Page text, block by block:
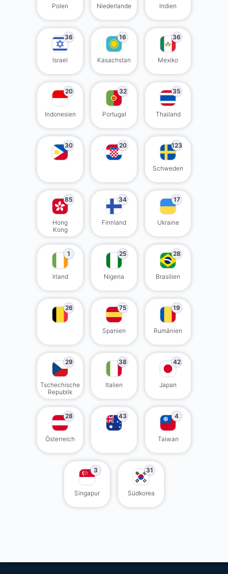
Polen Niederlande Indien
36
Israel
16
Kasachstan
36
Mexiko
20
Indonesien
32
Portugal
35
Thailand
30 20 123
Schweden
85
Hong
Kong
34
Finnland
17
Ukraine
1
Irland
25
Nigeria
28
Brasilien
26 75
Spanien
19
Rumänien
29
Tschechische
Republik
38
Italien
42
Japan
28
Österreich
43 4
Taiwan
3
Singapur
31
Südkorea